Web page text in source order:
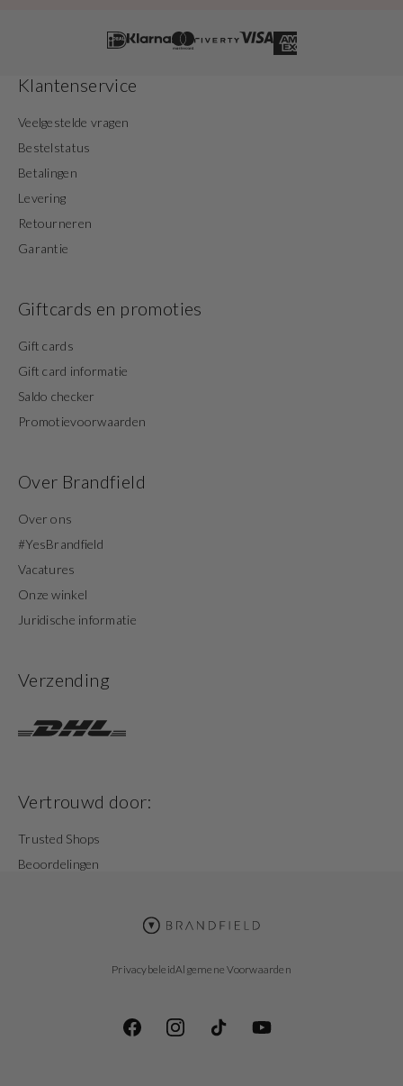
Klantenservice
Veelgestelde vragen
Bestelstatus
Betalingen
Levering
Retourneren
Garantie
Giftcards en promoties
Gift cards
Gift card informatie
Saldo checker
Promotievoorwaarden
Over Brandfield
Over ons
#YesBrandfield
Vacatures
Onze winkel
Juridische informatie
Verzending
Vertrouwd door:
Trusted Shops
Beoordelingen
PrivacybeleidAlgemene Voorwaarden
FacebookInstagramTikTok YouTube